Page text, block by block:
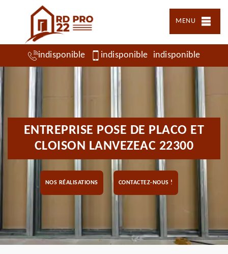
MENU
indisponible indisponible indisponible
ENTREPRISE POSE DE PLACO ET
CLOISON LANVEZEAC 22300
NOS RÉALISATIONS CONTACTEZ-NOUS !